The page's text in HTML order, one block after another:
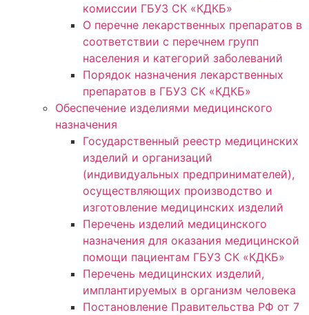
комиссии ГБУЗ СК «КДКБ»
О перечне лекарственных препаратов в
соответствии с перечнем групп
населения и категорий заболеваний
Порядок назначения лекарственных
препаратов в ГБУЗ СК «КДКБ»
Обеспечение изделиями медицинского
назначения
Государственный реестр медицинских
изделий и организаций
(индивидуальных предпринимателей),
осуществляющих производство и
изготовление медицинских изделий
Перечень изделий медицинского
назначения для оказания медицинской
помощи пациентам ГБУЗ СК «КДКБ»
Перечень медицинских изделий,
имплантируемых в организм человека
Постановление Правительства РФ от 7